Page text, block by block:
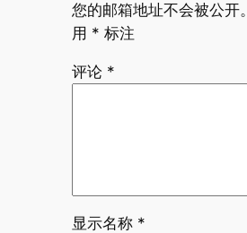
您的邮箱地址不会被公开。
用 * 标注
评论 *
显示名称 *